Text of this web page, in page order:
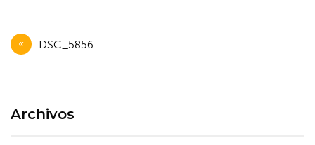
Navegación
de
DSC_5856
Archivos